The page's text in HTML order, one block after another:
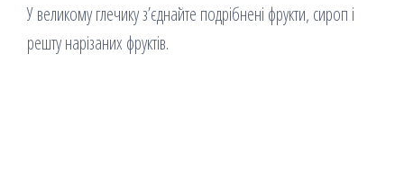
У великому глечику з’єднайте подрібнені фрукти, сироп і
решту нарізаних фруктів.